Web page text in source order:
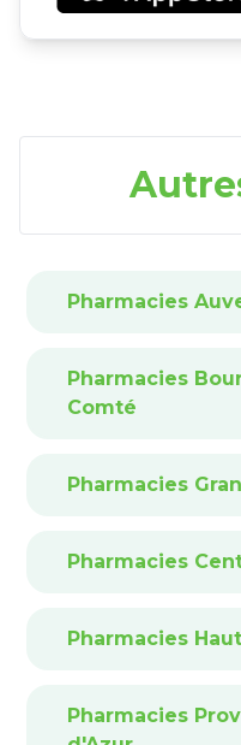
Pharmacies
Pharmacies
Comté
Pharmacies
Pharmacies
Pharmacies
Pharmacies